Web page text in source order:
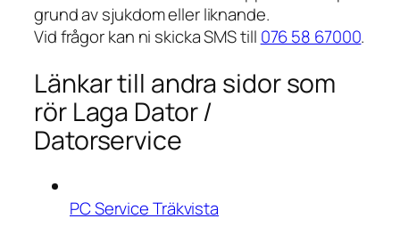
grund av sjukdom eller liknande.
Vid frågor kan ni skicka SMS till 076 58 67000.
Länkar till andra sidor som
rör Laga Dator /
Datorservice
PC Service Träkvista